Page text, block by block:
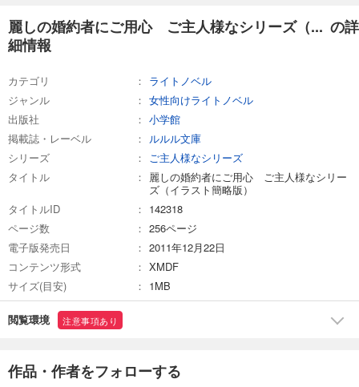
麗しの婚約者にご用心 ご主人様なシリーズ（... の詳
細情報
カテゴリ
ライトノベル
ジャンル
女性向けライトノベル
出版社
小学館
掲載誌・レーベル
ルルル文庫
シリーズ
ご主人様なシリーズ
タイトル
麗しの婚約者にご用心 ご主人様なシリー
ズ（イラスト簡略版）
タイトルID
142318
ページ数
256ページ
電子版発売日
2011年12月22日
コンテンツ形式
XMDF
サイズ(目安)
1MB
閲覧環境 注意事項あり
作品・作者をフォローする